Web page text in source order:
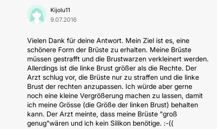
Kijolu11
9.07.2016
Vielen Dank für deine Antwort. Mein Ziel ist es, eine
schönere Form der Brüste zu erhalten. Meine Brüste
müssen gestrafft und die Brustwarzen verkleinert werden.
Allerdings ist die linke Brust größer als die Rechte. Der
Arzt schlug vor, die Brüste nur zu straffen und die linke
Brust der rechten anzupassen. Ich würde aber gerne
noch eine kleine Vergrößerung machen zu lassen, damit
ich meine Grösse (die Größe der linken Brust) behalten
kann. Der Arzt meinte, dass meine Brüste "groß
genug"wären und ich kein Silikon benötige. :-((